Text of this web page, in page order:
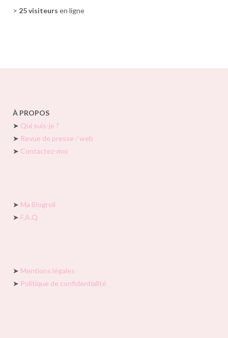
> 25 visiteurs en ligne
À PROPOS
➤ Qui suis-je ?
➤ Revue de presse / web
➤ Contactez-moi
➤ Ma Blogroll
➤ F.A.Q
➤ Mentions légales
➤ Politique de confidentialité